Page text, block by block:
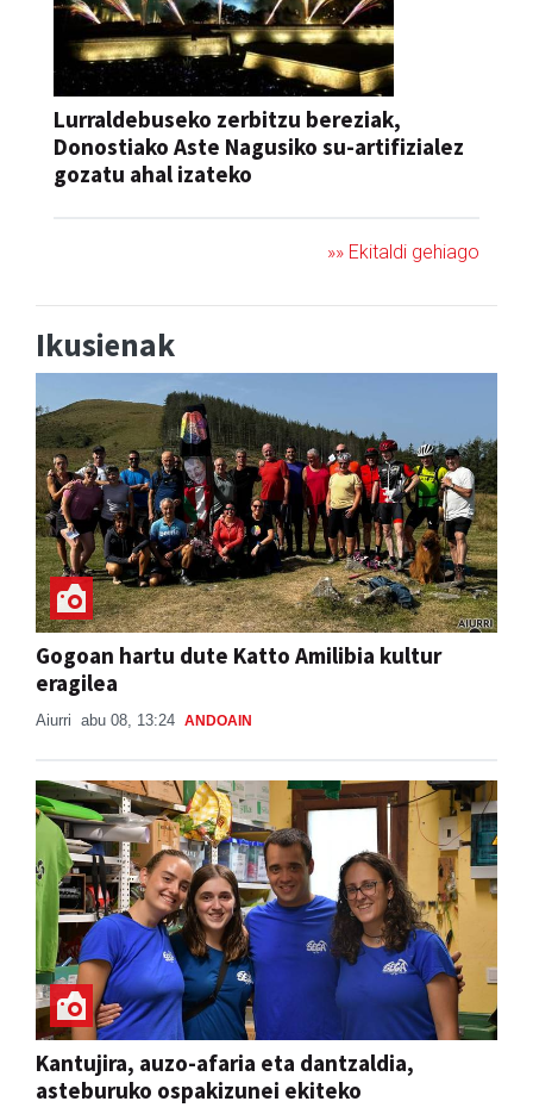
Lurraldebuseko zerbitzu bereziak,
Donostiako Aste Nagusiko su-artifizialez
gozatu ahal izateko
»» Ekitaldi gehiago
Ikusienak
Gogoan hartu dute Katto Amilibia kultur
eragilea
Aiurri abu 08, 13:24 ANDOAIN
Kantujira, auzo-afaria eta dantzaldia,
asteburuko ospakizunei ekiteko